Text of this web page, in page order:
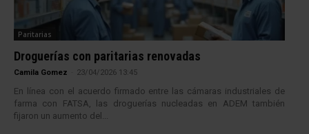
Paritarias
Droguerías con paritarias renovadas
Camila Gomez 23/04/2026 13:45
En línea con el acuerdo firmado entre las cámaras industriales de
farma con FATSA, las droguerías nucleadas en ADEM también
fijaron un aumento del...